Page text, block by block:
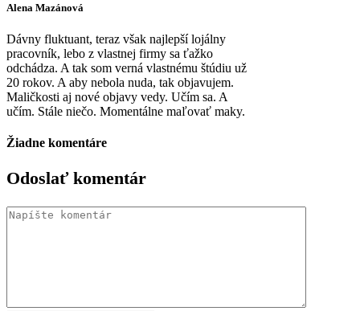
Alena Mazánová
Dávny fluktuant, teraz však najlepší lojálny
pracovník, lebo z vlastnej firmy sa ťažko
odchádza. A tak som verná vlastnému štúdiu už
20 rokov. A aby nebola nuda, tak objavujem.
Maličkosti aj nové objavy vedy. Učím sa. A
učím. Stále niečo. Momentálne maľovať maky.
Žiadne komentáre
Odoslať komentár